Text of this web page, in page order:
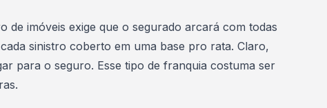
de imóveis exige que o segurado arcará com todas
sinistro coberto em uma base pro rata. Claro,
para o seguro. Esse tipo de franquia costuma ser